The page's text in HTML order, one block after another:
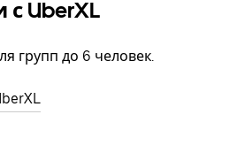
UberXL
групп до 6 человек.